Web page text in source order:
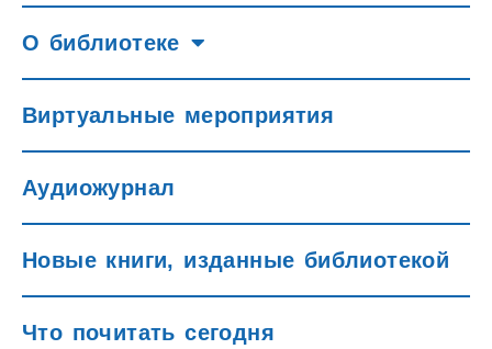
О библиотеке
Виртуальные мероприятия
Аудиожурнал
Новые книги, изданные библиотекой
Что почитать сегодня